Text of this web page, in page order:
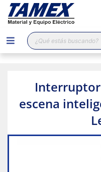
Búsqueda
de
productos
escena